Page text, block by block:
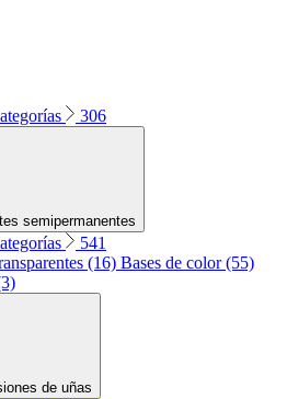
306
semipermanentes
541
(16) Bases de color (55)
de uñas